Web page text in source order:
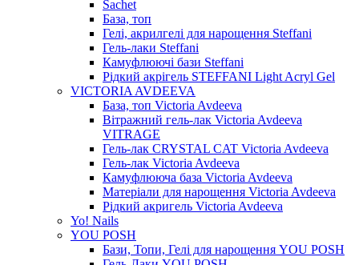
Sachet
База, топ
Гелі, акрилгелі для нарощення Steffani
Гель-лаки Steffani
Камуфлюючі бази Steffani
Рідкий акрігель STEFFANI Light Acryl Gel
VICTORIA AVDEEVA
База, топ Victoria Avdeeva
Вітражний гель-лак Victoria Avdeeva
VITRAGE
Гель-лак CRYSTAL CAT Victoria Avdeeva
Гель-лак Victoria Avdeeva
Камуфлююча база Victoria Avdeeva
Матеріали для нарощення Victoria Avdeeva
Рідкий акригель Victoria Avdeeva
Yo! Nails
YOU POSH
Бази, Топи, Гелі для нарощення YOU POSH